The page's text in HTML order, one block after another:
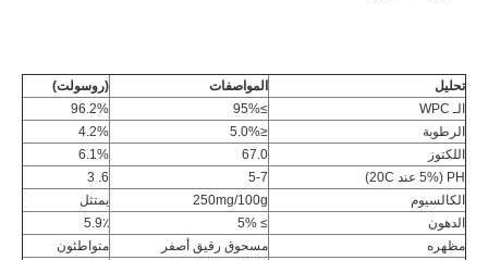
تحليل المواصفات
(روسولت)
الـ WPC
96.2%
الرطوبة
4.2%
اللكتوز
67.0
6.1%
PH (5% عند 20C)
5-7
الكالسيوم
250mg/100g
يمتثل
الدهون
≥ 5%
5.9٪
مظهره
مسحوق رقيق أصفر
متواطئون